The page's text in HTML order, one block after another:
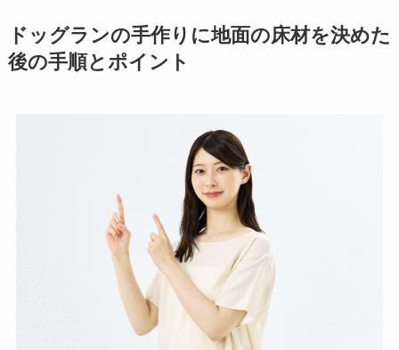
ドッグランの手作りに地面の床材を決めた
後の手順とポイント